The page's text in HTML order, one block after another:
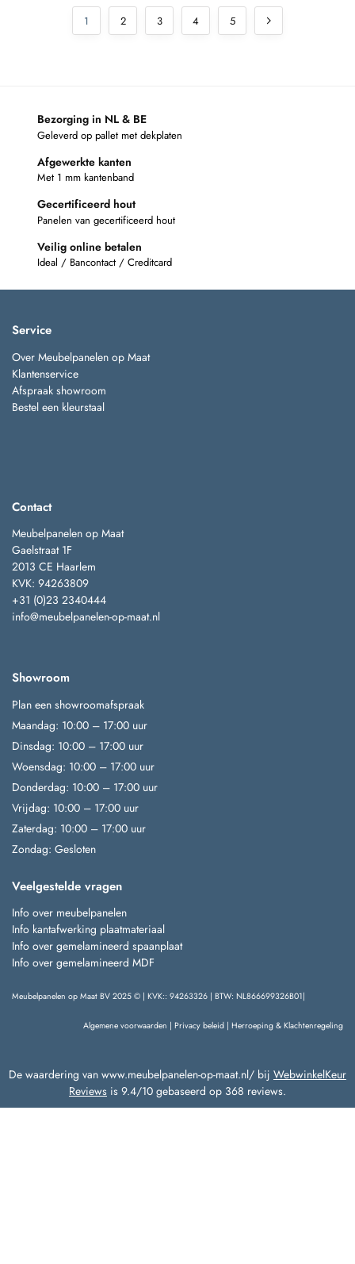
1 2 3 4 5
Bezorging in NL & BE
Geleverd op pallet met dekplaten
Afgewerkte kanten
Met 1 mm kantenband
Gecertificeerd hout
Panelen van gecertificeerd hout
Veilig online betalen
Ideal / Bancontact / Creditcard
Service
Over Meubelpanelen op Maat
Klantenservice
Afspraak showroom
Bestel een kleurstaal
Contact
Meubelpanelen op Maat
Gaelstraat 1F
2013 CE Haarlem
KVK: 94263809
+31 (0)23 2340444
info@meubelpanelen-op-maat.nl
Showroom
Plan een showroomafspraak
Maandag: 10:00 – 17:00 uur
Dinsdag: 10:00 – 17:00 uur
Woensdag: 10:00 – 17:00 uur
Donderdag: 10:00 – 17:00 uur
Vrijdag: 10:00 – 17:00 uur
Zaterdag: 10:00 – 17:00 uur
Zondag: Gesloten
Veelgestelde vragen
Info over meubelpanelen
Info kantafwerking plaatmateriaal
Info over gemelamineerd spaanplaat
Info over gemelamineerd MDF
Meubelpanelen op Maat BV 2025 © | KVK:: 94263326 | BTW: NL866699326B01|
Algemene voorwaarden | Privacy beleid | Herroeping & Klachtenregeling
De waardering van www.meubelpanelen-op-maat.nl/ bij WebwinkelKeur
Reviews is 9.4/10 gebaseerd op 368 reviews.